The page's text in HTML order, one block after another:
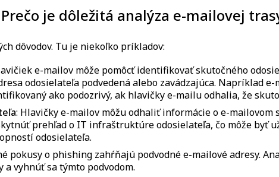
Prečo je dôležitá analýza e-mailovej
dôvodov. Tu je niekoľko príkladov:
e-mailov môže pomôcť identifikovať skutočného
odosielateľa podvedená alebo zavádzajúca. Napríklad
ako podozrivý, ak hlavičky e-mailu odhalia, že
: Hlavičky e-mailov môžu odhaliť informácie o e-mailovom
prehľad o IT infraštruktúre odosielateľa, čo môže byť
odosielateľa.
pokusy o phishing zahŕňajú podvodné e-mailové adresy.
vyhnúť sa týmto podvodom.